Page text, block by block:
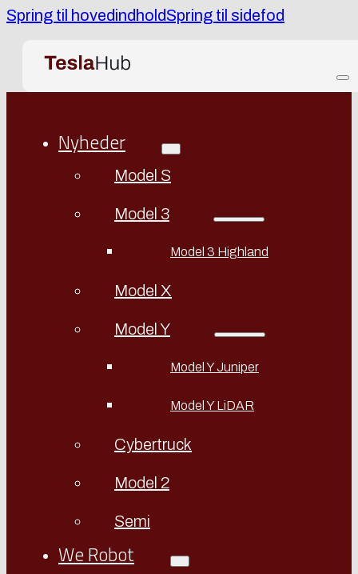
Spring til hovedindholdSpring til sidefod
Nyheder
Model S
Model 3
Model 3 Highland
Model X
Model Y
Model Y Juniper
Model Y LiDAR
Cybertruck
Model 2
Semi
We Robot